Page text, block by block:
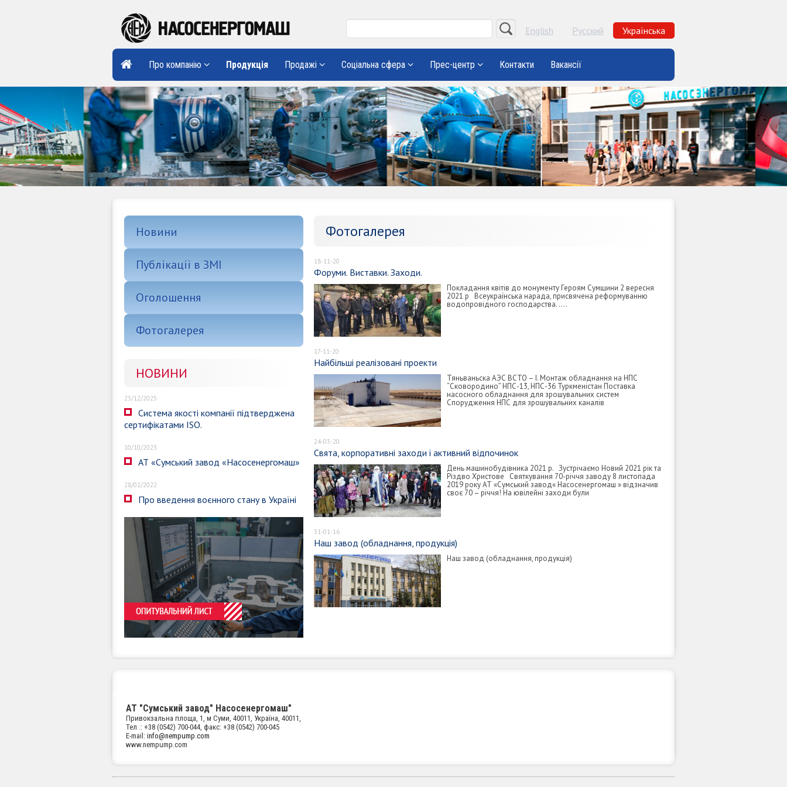
English Русский Українська
Про компанію Продукція Продажі Соціальна сфера Прес-центр Контакти Вакансії
Новини
Публікації в ЗМІ
Оголошення
Фотогалерея
НОВИНИ
23/12/2025
Система якості компанії підтверджена
сертифікатами ISO.
10/10/2023
АТ «Сумський завод «Насосенергомаш»
28/02/2022
Про введення воєнного стану в Україні
Фотогалерея
18-11-20
Форуми. Виставки. Заходи.
Покладання квітів до монументу Героям Сумщини 2 вересня
2021 р Всеукраїнська нарада, присвячена реформуванню
водопровідного господарства. ….
17-11-20
Найбільші реалізовані проекти
Тяньваньска АЭС ВСТО – I. Монтаж обладнання на НПС
“Сковородино” НПС-13, НПС-36 Туркменістан Поставка
насосного обладнання для зрошувальних систем
Спорудження НПС для зрошувальних каналів
24-03-20
Свята, корпоративні заходи і активний відпочинок
День машинобудівника 2021 р. Зустрічаємо Новий 2021 рік та
Різдво Христове Святкування 70-річчя заводу 8 листопада
2019 року АТ «Сумський завод« Насосенергомаш » відзначив
своє 70 – річчя! На ювілейні заходи були
31-01-16
Наш завод (обладнання, продукція)
Наш завод (обладнання, продукція)
АТ "Сумський завод" Насосенергомаш"
Привокзальна площа, 1, м Суми, 40011, Україна, 40011,
Тел .: +38 (0542) 700-044, факс: +38 (0542) 700-045
E-mail: info@nempump.com
www.nempump.com